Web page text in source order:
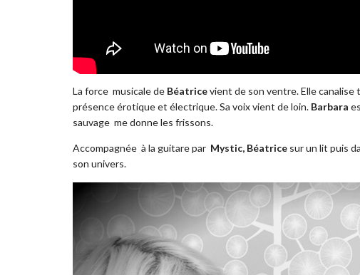
La force musicale de Béatricevient de son ventre. Elle
présence érotique et électrique. Sa voix vient de loin. Barbara
sauvage me donne les frissons.
Accompagnée à la guitare par Mystic, Béatrice sur un lit puis
son univers.